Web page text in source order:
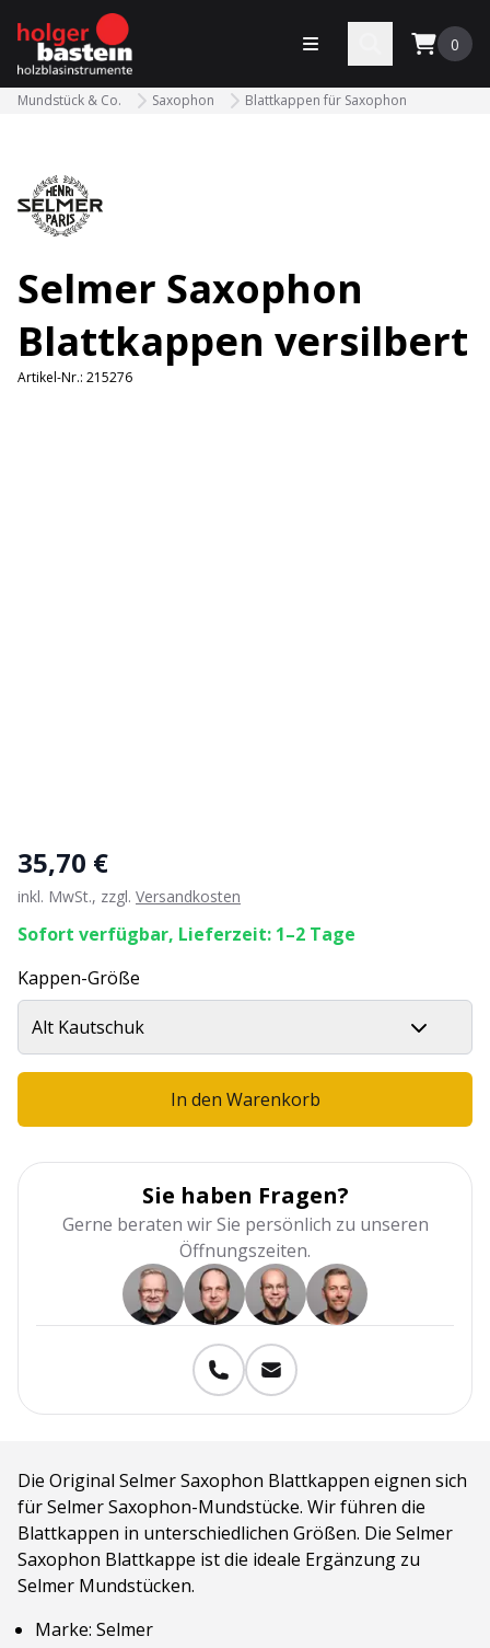
bastein
Menü öffnen 0
Mundstück & Co. Saxophon Blattkappen für Saxophon
Selmer Saxophon
Blattkappen versilbert
Artikel-Nr.: 215276
35,70 €
inkl. MwSt., zzgl. Versandkosten
Sofort verfügbar, Lieferzeit: 1–2 Tage
Kappen-Größe
Alt Kautschuk
In den Warenkorb
Sie haben Fragen?
Gerne beraten wir Sie persönlich zu unseren
Öffnungszeiten.
Die Original Selmer Saxophon Blattkappen eignen sich
für Selmer Saxophon-Mundstücke. Wir führen die
Blattkappen in unterschiedlichen Größen. Die Selmer
Saxophon Blattkappe ist die ideale Ergänzung zu
Selmer Mundstücken.
Marke: Selmer